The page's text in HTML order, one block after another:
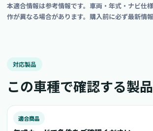
本適合情報は参考情報です。車両・年式・ナビ仕
作が異なる場合があります。購入前に必ず最新情
対応製品
この車種で確認する製品
適合商品